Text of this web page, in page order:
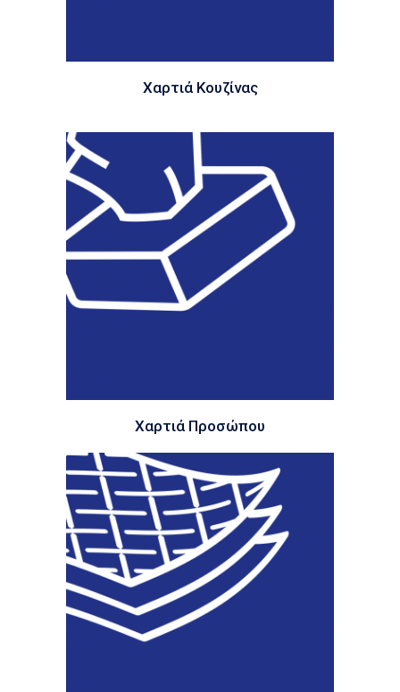
Χαρτιά Κουζίνας
Χαρτιά Προσώπου